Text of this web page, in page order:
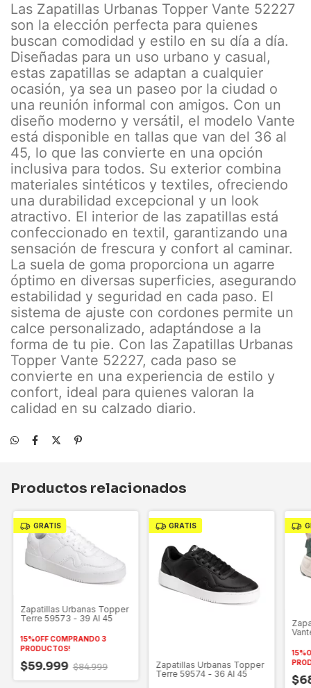
Las Zapatillas Urbanas Topper Vante 52227
son la elección perfecta para quienes
buscan comodidad y estilo en su día a día.
Diseñadas para un uso urbano y casual,
estas zapatillas se adaptan a cualquier
ocasión, ya sea un paseo por la ciudad o
una reunión informal con amigos. Con un
diseño moderno y versátil, el modelo Vante
está disponible en tallas que van del 36 al
45, lo que las convierte en una opción
inclusiva para todos. Su exterior combina
materiales sintéticos y textiles, ofreciendo
una durabilidad excepcional y un look
atractivo. El interior de las zapatillas está
confeccionado en textil, garantizando una
sensación de frescura y confort al caminar.
La suela de goma proporciona un agarre
óptimo en diversas superficies, asegurando
estabilidad y seguridad en cada paso. El
sistema de ajuste con cordones permite un
calce personalizado, adaptándose a la
forma de tu pie. Con las Zapatillas Urbanas
Topper Vante 52227, cada paso se
convierte en una experiencia de estilo y
confort, ideal para quienes valoran la
calidad en su calzado diario.
Productos relacionados
GRATIS
Zapatillas Urbanas Topper
Terre 59573 - 39 Al 45
15%OFF COMPRANDO 3
PRODUCTOS!
$59.999 $84.999
GRATIS
Zapatillas Urbanas Topper
Terre 59574 - 36 Al 45